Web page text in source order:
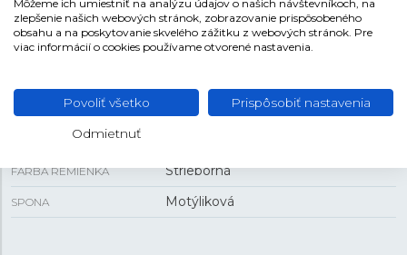
PUZDRO 34 mm
HRÚBKA 11,6 mm
REMIENOK
MATERIÁL REMIENKA
FARBA REMIENKA Strieborná
SPONA Motýliková
Môžeme ich umiestniť na analýzu údajov o našich návštevníkoch, na
zlepšenie našich webových stránok, zobrazovanie prispôsobeného
obsahu a na poskytovanie skvelého zážitku z webových stránok. Pre
viac informácií o cookies používame otvorené nastavenia.
Povoliť všetko Prispôsobiť nastavenia
Odmietnuť